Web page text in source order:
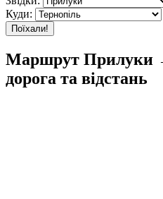
Куди:
Поїхали!
Маршрут Прилуки
дорога та відстань